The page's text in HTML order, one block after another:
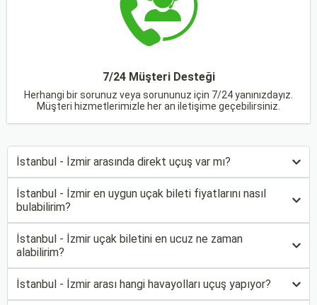
7/24 Müşteri Desteği
Herhangi bir sorunuz veya sorununuz için 7/24 yanınızdayız.
Müşteri hizmetlerimizle her an iletişime geçebilirsiniz.
İstanbul - İzmir arasında direkt uçuş var mı?
İstanbul - İzmir en uygun uçak bileti fiyatlarını nasıl
bulabilirim?
İstanbul - İzmir uçak biletini en ucuz ne zaman
alabilirim?
İstanbul - İzmir arası hangi havayolları uçuş yapıyor?